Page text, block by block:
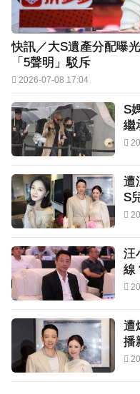
快訊／大S遺產分配曝
「5聲明」駁斥
2026-07-08 17:04
S
繼
遭
S
汪
線
遭
播